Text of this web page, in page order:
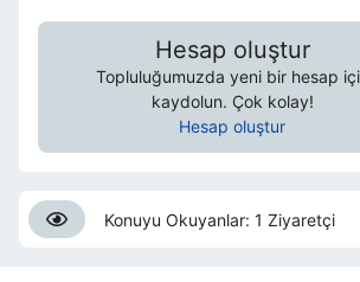
Hesap oluştur
Topluluğumuzda yeni bir hesap
kaydolun. Çok kolay!
Hesap oluştur
Konuyu Okuyanlar: 1 Ziyaretçi